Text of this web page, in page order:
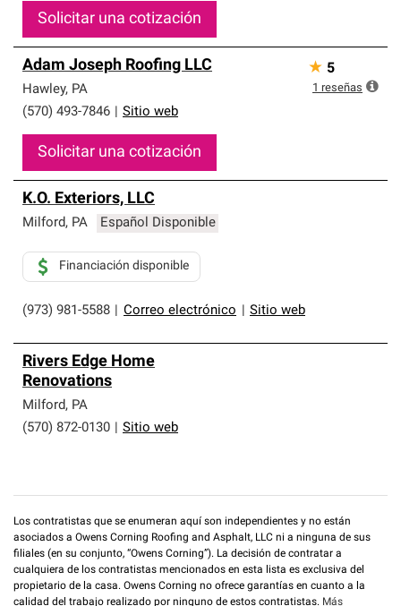
Solicitar una cotización
Adam Joseph Roofing LLC
Hawley, PA
(570) 493-7846
Sitio web
Solicitar una cotización
★ 5
1 reseñas
K.O. Exteriors, LLC
Milford, PA Español Disponible
(973) 981-5588 Correo electrónico Sitio web
Financiación disponible
Rivers Edge Home
Renovations
Milford, PA
(570) 872-0130
Sitio web
Los contratistas que se enumeran aquí son independientes y no están
asociados a Owens Corning Roofing and Asphalt, LLC ni a ninguna de sus
filiales (en su conjunto, “Owens Corning”). La decisión de contratar a
cualquiera de los contratistas mencionados en esta lista es exclusiva del
propietario de la casa. Owens Corning no ofrece garantías en cuanto a la
calidad del trabajo realizado por ninguno de estos contratistas. Más